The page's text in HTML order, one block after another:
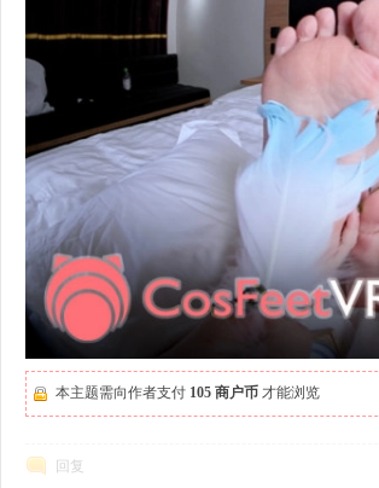
本主题需向作者支付 105 商户币 才能浏览
回复